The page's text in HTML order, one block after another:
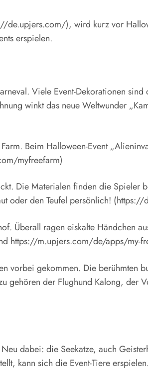
), wird kurz vor
erspielen.
Viele Event-Dekorationen
winkt das neue Weltwunder
Beim Halloween-Event
myfreefarm)
Die Materialen finden die Spieler
oder den Teufel persönlich!
Überall ragen eiskalte Händchen
https://m.upjers.com/de/apps/my-
gekommen. Die berühmten
gehören der Flughund Kalong, der
dabei: die Seekatze, auch
kann sich die Event-Tiere